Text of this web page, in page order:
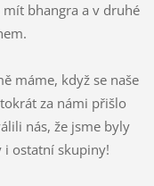
bhangra a v druhé
máme, když se naše
za námi přišlo
nás, že jsme byly
i ostatní skupiny!